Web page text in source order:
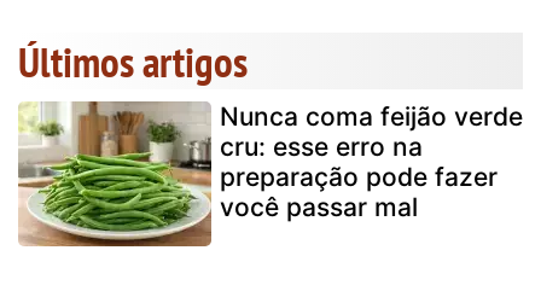
Últimos artigos
Nunca coma feijão verde
cru: esse erro na
preparação pode fazer
você passar mal